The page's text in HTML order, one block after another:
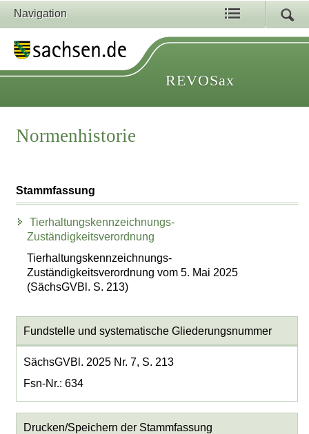
Navigation
REVOSax
Normenhistorie
Stammfassung
Tierhaltungskennzeichnungs-
Zuständigkeitsverordnung
Tierhaltungskennzeichnungs-
Zuständigkeitsverordnung vom 5. Mai 2025
(SächsGVBl. S. 213)
Fundstelle und systematische Gliederungsnummer
SächsGVBl. 2025 Nr. 7, S. 213
Fsn-Nr.: 634
Drucken/Speichern der Stammfassung